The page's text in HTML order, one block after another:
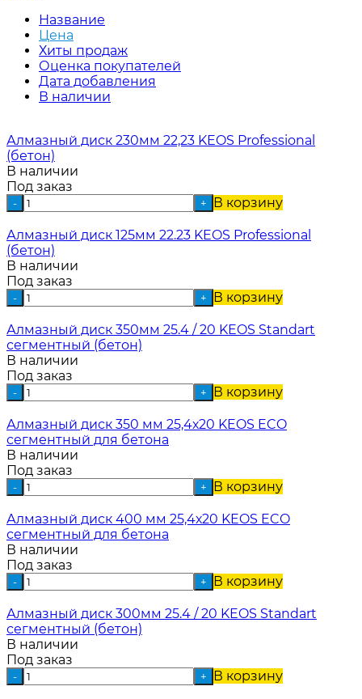
Название
Цена
Хиты продаж
Оценка покупателей
Дата добавления
В наличии
Алмазный диск 230мм 22,23 KEOS Professional
(бетон)
В наличии
Под заказ
- + В корзину
Алмазный диск 125мм 22.23 KEOS Professional
(бетон)
В наличии
Под заказ
- + В корзину
Алмазный диск 350мм 25.4 / 20 KEOS Standart
сегментный (бетон)
В наличии
Под заказ
- + В корзину
Алмазный диск 350 мм 25,4х20 KEOS ECO
сегментный для бетона
В наличии
Под заказ
- + В корзину
Алмазный диск 400 мм 25,4х20 KEOS ECO
сегментный для бетона
В наличии
Под заказ
- + В корзину
Алмазный диск 300мм 25.4 / 20 KEOS Standart
сегментный (бетон)
В наличии
Под заказ
- + В корзину